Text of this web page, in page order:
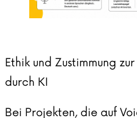
Ethik und Zustimmung
durch KI
Bei Projekten, die auf